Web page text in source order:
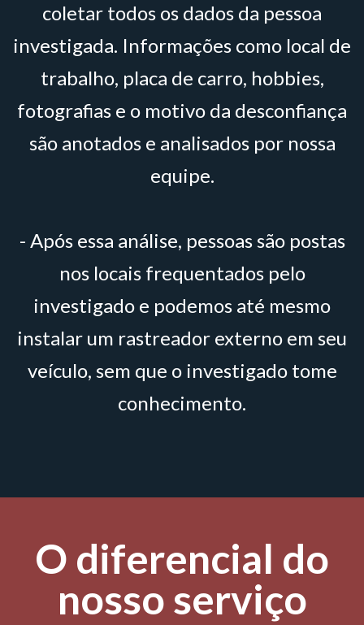
coletar todos os dados da pessoa
investigada. Informações como local de
trabalho, placa de carro, hobbies,
fotografias e o motivo da desconfiança
são anotados e analisados por nossa
equipe.
- Após essa análise, pessoas são postas
nos locais frequentados pelo
investigado e podemos até mesmo
instalar um rastreador externo em seu
veículo, sem que o investigado tome
conhecimento.
O diferencial do
nosso serviço